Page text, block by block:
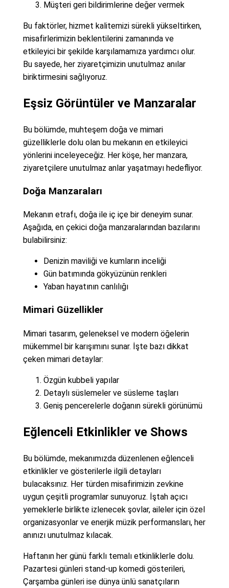
Müşteri geri bildirimlerine değer vermek
Bu faktörler, hizmet kalitemizi sürekli yükseltirken,
misafirlerimizin beklentilerini zamanında ve
etkileyici bir şekilde karşılamamıza yardımcı olur.
Bu sayede, her ziyaretçimizin unutulmaz anılar
biriktirmesini sağlıyoruz.
Eşsiz Görüntüler ve Manzaralar
Bu bölümde, muhteşem doğa ve mimari
güzelliklerle dolu olan bu mekanın en etkileyici
yönlerini inceleyeceğiz. Her köşe, her manzara,
ziyaretçilere unutulmaz anlar yaşatmayı hedefliyor.
Doğa Manzaraları
Mekanın etrafı, doğa ile iç içe bir deneyim sunar.
Aşağıda, en çekici doğa manzaralarından bazılarını
bulabilirsiniz:
Denizin maviliği ve kumların inceliği
Gün batımında gökyüzünün renkleri
Yaban hayatının canlılığı
Mimari Güzellikler
Mimari tasarım, geleneksel ve modern öğelerin
mükemmel bir karışımını sunar. İşte bazı dikkat
çeken mimari detaylar:
Özgün kubbeli yapılar
Detaylı süslemeler ve süsleme taşları
Geniş pencerelerle doğanın sürekli görünümü
Eğlenceli Etkinlikler ve Shows
Bu bölümde, mekanımızda düzenlenen eğlenceli
etkinlikler ve gösterilerle ilgili detayları
bulacaksınız. Her türden misafirimizin zevkine
uygun çeşitli programlar sunuyoruz. İştah açıcı
yemeklerle birlikte izlenecek şovlar, aileler için özel
organizasyonlar ve enerjik müzik performansları, her
anınızı unutulmaz kılacak.
Haftanın her günü farklı temalı etkinliklerle dolu.
Pazartesi günleri stand-up komedi gösterileri,
Çarşamba günleri ise dünya ünlü sanatçıların